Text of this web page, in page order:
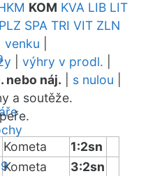
KOM KVA LIB LIT
PLZ SPA TRI VIT ZLN
venku
výhry v prodl.
nebo náj. s nulou
a soutěže.
Kometa
1:2sn
Kometa
3:2sn